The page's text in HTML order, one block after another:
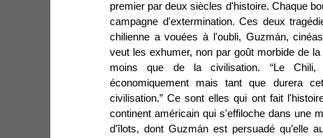
premier par deux siècles d'histoire. Chaque
campagne d'extermination. Ces deux
chilienne a vouées à l'oubli, Guzmán,
veut les exhumer, non par goût morbide de
moins que de la civilisation. “Le Chili,
économiquement mais tant que durera
civilisation.” Ce sont elles qui ont fait
continent américain qui s'effiloche dans une
d'îlots, dont Guzmán est persuadé qu’elle